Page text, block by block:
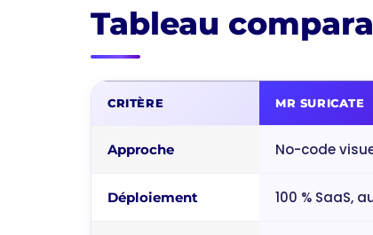
Tableau
CRITÈRE MR SURICATE
Approche No-code
Déploiement 100 % SaaS,